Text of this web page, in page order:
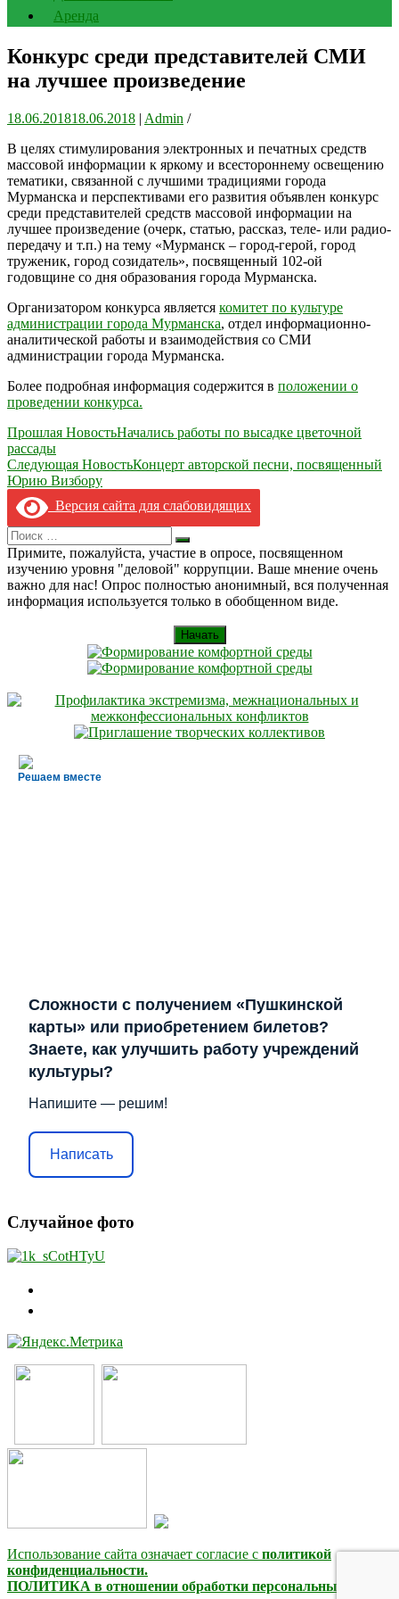
Аренда
Конкурс среди представителей СМИ
на лучшее произведение
18.06.201818.06.2018 | Admin /
В целях стимулирования электронных и печатных средств
массовой информации к яркому и всестороннему освещению
тематики, связанной с лучшими традициями города
Мурманска и перспективами его развития объявлен конкурс
среди представителей средств массовой информации на
лучшее произведение (очерк, статью, рассказ, теле- или радио-
передачу и т.п.) на тему «Мурманск – город-герой, город
труженик, город созидатель», посвященный 102-ой
годовщине со дня образования города Мурманска.
Организатором конкурса является комитет по культуре
администрации города Мурманска, отдел информационно-
аналитической работы и взаимодействия со СМИ
администрации города Мурманска.
Более подробная информация содержится в положении о
проведении конкурса.
Навигация
по
записям
Прошлая НовостьНачались работы по высадке цветочной
рассады
Следующая НовостьКонцерт авторской песни, посвященный
Юрию Визбору
Версия сайта для слабовидящих
Search
for:
Искать
Примите, пожалуйста, участие в опросе, посвященном
изучению уровня "деловой" коррупции. Ваше мнение очень
важно для нас! Опрос полностью анонимный, вся полученная
информация используется только в обобщенном виде.
Начать
Решаем вместе
Сложности с получением «Пушкинской
карты» или приобретением билетов?
Знаете, как улучшить работу учреждений
культуры?
Напишите — решим!
Написать
Случайное фото
Использование сайта означает согласие с политикой
конфиденциальности.
ПОЛИТИКА в отношении обработки персональных